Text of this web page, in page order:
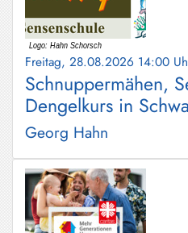
Freitag, 28.08.2026 14:00
Schnuppermähen,
Dengelkurs in
Georg Hahn